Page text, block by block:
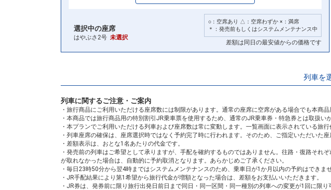
○：空席あり △：空席わずか ×：満席
＊：発売前もしくはシステムメンテナンス中
差額は同日の最安値からの価格です
選択中の座席
はやぶさ2号 未選択
列車を
列車に関するご注意・ご案内
・旅行商品にご利用いただける座席数には制限があります。通常の座席に空席がある場合でも本商
・本商品では旅行商品用の特別割引JR乗車票を使用するため、通常のJR乗車券・特急券とは取扱い
・本プランでご利用いただける列車および座席数は常に変動します。一覧画面に表示されている旅
・列車座席の確保は、座席選択時ではなく予約完了時に行われます。そのため、ご指定いただいた
・差額表示は、おとな1名あたりの代金です。
・発売前の列車はご希望として承りますが、手配を確約するものではありません。往路・復路そ
が取れなかった場合は、自動的に予約取消となります。あらかじめご了承ください。
・毎日23時50分から翌4時まではシステムメンテナンスのため、乗車日が1か月以内の予約はできませ
・JR手配結果により第1希望から旅行代金が増額となった場合は、差額をお支払いいただきます。
・JR券は、発券前に限り旅行出発日前日まで同日・同一区間・同一種別の列車への変更が1回に限